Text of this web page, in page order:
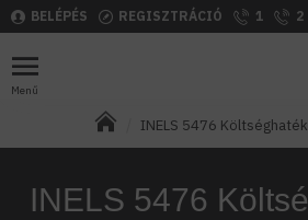
BELÉPÉS REGISZTRÁCIÓ 1 2
INELS 5476
INELS 5476